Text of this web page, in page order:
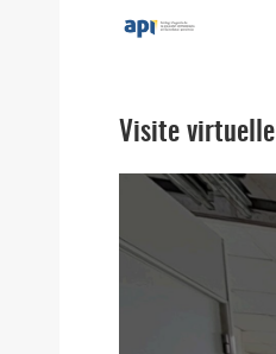
Visite virtuelle